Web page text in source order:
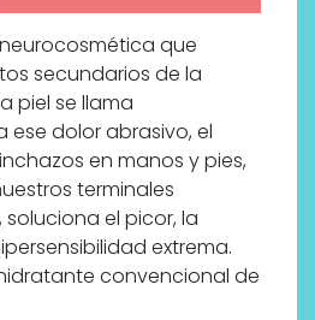
que
secundarios de la
piel se llama
ese dolor abrasivo, el
en manos y pies,
terminales
soluciona el picor, la
extrema.
convencional de